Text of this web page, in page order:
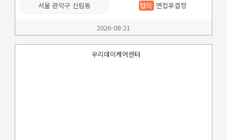
서울 관악구 신림동 협의 면접후결정
2026-08-21
우리데이케어센터